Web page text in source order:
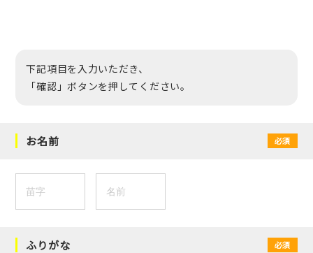
下記項目を入力いただき、
「確認」ボタンを押してください。
お名前 必須
ふりがな 必須